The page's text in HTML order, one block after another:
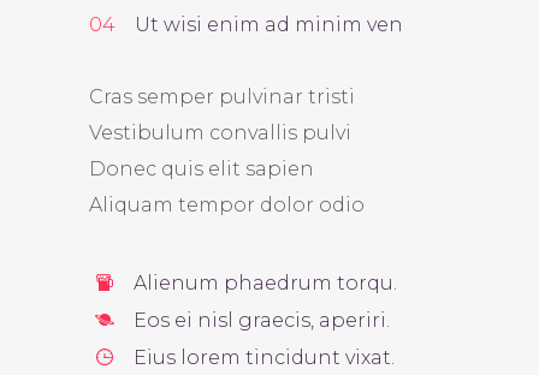
Ut wisi enim ad minim ven
Cras semper pulvinar tristi
Vestibulum convallis pulvi
Donec quis elit sapien
Aliquam tempor dolor odio
Alienum phaedrum torqu.
Eos ei nisl graecis, aperiri.
Eius lorem tincidunt vixat.